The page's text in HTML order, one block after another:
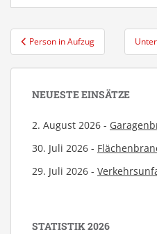
Person in Aufzug
NEUESTE EINSÄTZE
2. August 2026 -
30. Juli 2026 -
29. Juli 2026 -
STATISTIK 2026